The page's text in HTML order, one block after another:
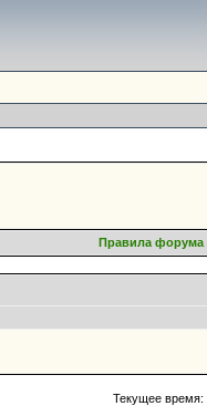
Правила форума
Текущее время: